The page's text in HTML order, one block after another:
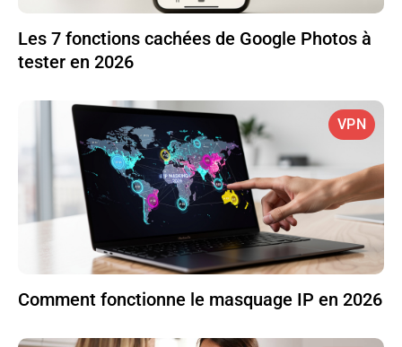
Les 7 fonctions cachées de Google Photos à
tester en 2026
VPN
Comment fonctionne le masquage IP en 2026